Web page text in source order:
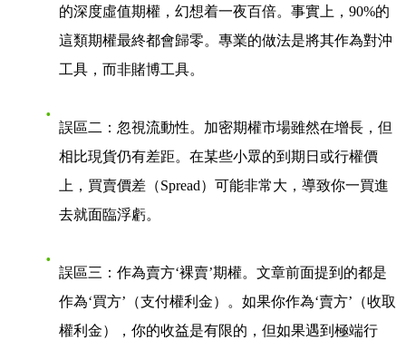
的深度虛值期權，幻想着一夜百倍。事實上，90%的
這類期權最終都會歸零。專業的做法是將其作為對沖
工具，而非賭博工具。
誤區二：忽視流動性。加密期權市場雖然在增長，但
相比現貨仍有差距。在某些小眾的到期日或行權價
上，買賣價差（Spread）可能非常大，導致你一買進
去就面臨浮虧。
誤區三：作為賣方‘裸賣’期權。文章前面提到的都是
作為‘買方’（支付權利金）。如果你作為‘賣方’（收取
權利金），你的收益是有限的，但如果遇到極端行